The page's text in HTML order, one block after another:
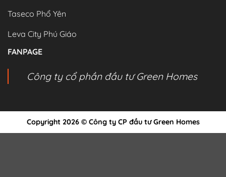
Taseco Phổ Yên
Leva City Phú Giáo
FANPAGE
Công ty cổ phần đầu tư Green Homes
Copyright 2026 © Công ty CP đầu tư Green Homes